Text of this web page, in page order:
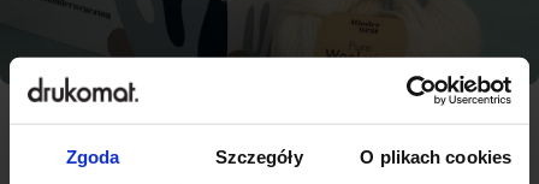
Zgoda Szczegóły O plikach cookies